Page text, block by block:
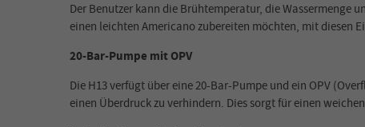
Der Benutzer kann die Brühtemperatur, die Wassermenge
einen leichten Americano zubereiten möchten, mit diesen
20-Bar-Pumpe mit OPV
Die H13 verfügt über eine 20-Bar-Pumpe und ein OPV
einen Überdruck zu verhindern. Dies sorgt für einen